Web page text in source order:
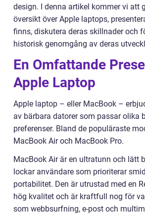
design. I denna artikel kommer vi att
översikt över Apple laptops,
finns, diskutera deras skillnader och
historisk genomgång av deras
En Omfattande
Apple Laptop
Apple laptop – eller MacBook –
av bärbara datorer som passar olika
preferenser. Bland de populäraste
MacBook Air och MacBook Pro.
MacBook Air är en ultratunn och lätt
lockar användare som prioriterar
portabilitet. Den är utrustad med en
hög kvalitet och är kraftfull nog för
som webbsurfning, e-post och